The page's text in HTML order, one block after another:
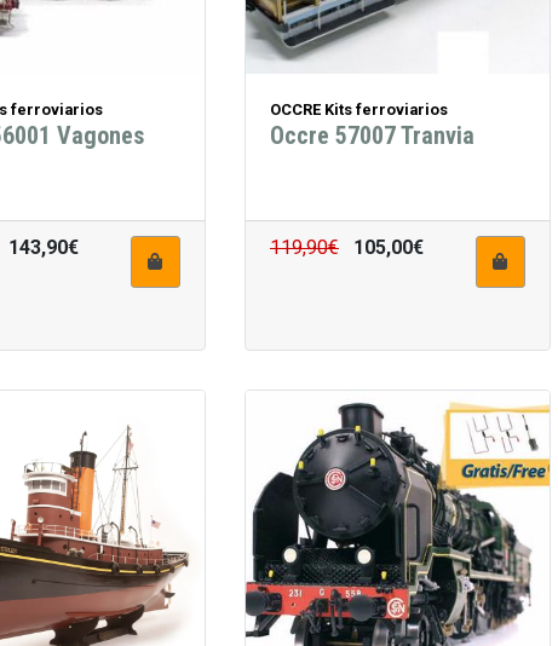
ferroviarios
Vagones
143,90€
OCCRE Kits ferroviarios
Occre 57007 Tranvia
119,90€ 105,00€